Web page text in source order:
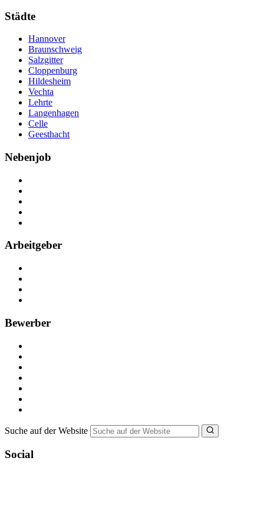
Städte
Hannover
Braunschweig
Salzgitter
Cloppenburg
Hildesheim
Vechta
Lehrte
Langenhagen
Celle
Geesthacht
Nebenjob
Arbeitgeber
Bewerber
Suche auf der Website
Social